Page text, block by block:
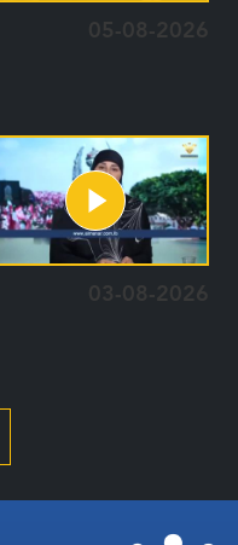
05-08-2026
03-08-2026